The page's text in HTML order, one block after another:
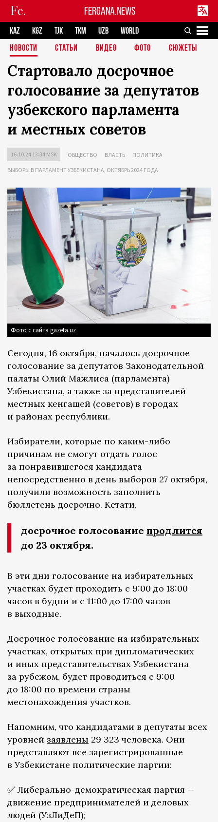
FERGANA.NEWS
KAZ KGZ TJK TKM UZB
WORLD
НОВОСТИ
СТАТЬИ ВИДЕО ФОТО СЮЖЕТЫ
Стартовало досрочное
голосование за депутатов
узбекского парламента
и местных советов
16.10.24 13:34 MSK ОБЩЕСТВО ВЛАСТЬ ПОЛИТИКА
ВЫБОРЫ В ПАРЛАМЕНТ УЗБЕКИСТАНА, ОКТЯБРЬ 2024 ГОДА
Фото с сайта gazeta.uz
Сегодня, 16 октября, началось досрочное
голосование за депутатов Законодательной
палаты Олий Мажлиса (парламента)
Узбекистана, а также за представителей
местных кенгашей (советов) в городах
и районах республики.
Избиратели, которые по каким-либо
причинам не смогут отдать голос
за понравившегося кандидата
непосредственно в день выборов 27 октября,
получили возможность заполнить
бюллетень досрочно. Кстати,
досрочное голосование продлится
до 23 октября.
В эти дни голосование на избирательных
участках будет проходить с 9:00 до 18:00
часов в будни и с 11:00 до 17:00 часов
в выходные.
Досрочное голосование на избирательных
участках, открытых при дипломатических
и иных представительствах Узбекистана
за рубежом, будет проводиться с 9:00
до 18:00 по времени страны
местонахождения участков.
Напомним, что кандидатами в депутаты всех
уровней заявлены 29 323 человека. Они
представляют все зарегистрированные
в Узбекистане политические партии:
✅ Либерально-демократическая партия —
движение предпринимателей и деловых
людей (УзЛиДеП);